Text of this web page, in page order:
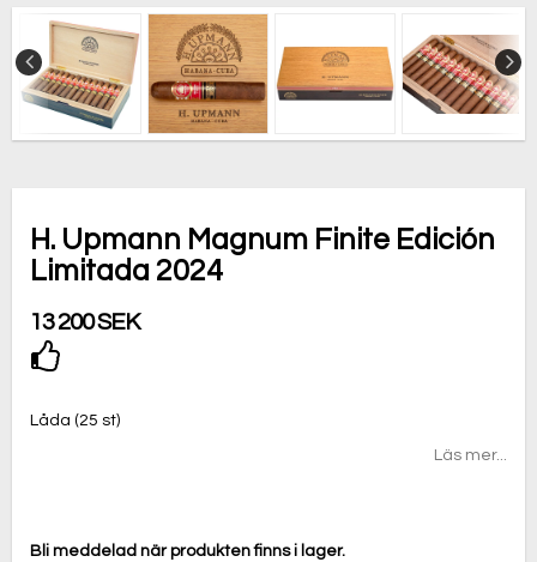
H. Upmann Magnum Finite Edición
Limitada 2024
13 200 SEK
Låda (25 st)
Läs mer...
Bli meddelad när produkten finns i lager.